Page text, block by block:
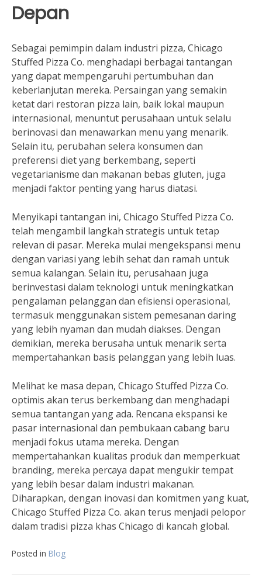
Depan
Sebagai pemimpin dalam industri pizza, Chicago
Stuffed Pizza Co. menghadapi berbagai tantangan
yang dapat mempengaruhi pertumbuhan dan
keberlanjutan mereka. Persaingan yang semakin
ketat dari restoran pizza lain, baik lokal maupun
internasional, menuntut perusahaan untuk selalu
berinovasi dan menawarkan menu yang menarik.
Selain itu, perubahan selera konsumen dan
preferensi diet yang berkembang, seperti
vegetarianisme dan makanan bebas gluten, juga
menjadi faktor penting yang harus diatasi.
Menyikapi tantangan ini, Chicago Stuffed Pizza Co.
telah mengambil langkah strategis untuk tetap
relevan di pasar. Mereka mulai mengekspansi menu
dengan variasi yang lebih sehat dan ramah untuk
semua kalangan. Selain itu, perusahaan juga
berinvestasi dalam teknologi untuk meningkatkan
pengalaman pelanggan dan efisiensi operasional,
termasuk menggunakan sistem pemesanan daring
yang lebih nyaman dan mudah diakses. Dengan
demikian, mereka berusaha untuk menarik serta
mempertahankan basis pelanggan yang lebih luas.
Melihat ke masa depan, Chicago Stuffed Pizza Co.
optimis akan terus berkembang dan menghadapi
semua tantangan yang ada. Rencana ekspansi ke
pasar internasional dan pembukaan cabang baru
menjadi fokus utama mereka. Dengan
mempertahankan kualitas produk dan memperkuat
branding, mereka percaya dapat mengukir tempat
yang lebih besar dalam industri makanan.
Diharapkan, dengan inovasi dan komitmen yang kuat,
Chicago Stuffed Pizza Co. akan terus menjadi pelopor
dalam tradisi pizza khas Chicago di kancah global.
Posted in Blog